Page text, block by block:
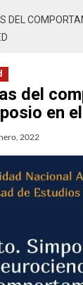
DEL
del
en el
2022